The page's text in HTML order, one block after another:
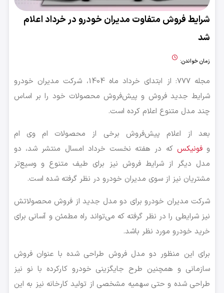
شرایط فروش متفاوت مدیران خودرو در خرداد اعلام
شد
زمان خواندن:
مجله 777: از ابتدای خرداد ماه 1404، شرکت مدیران خودرو
شرایط جدید فروش و پیش‌فروش محصولات خود را بر اساس
چند مدل متنوع اعلام کرده است.
بعد از اعلام پیش‌فروش برخی از محصولات ام وی ام
وفونیکس که در هفته نخست خرداد امسال منتشر شد، دو
مدل دیگر از شرایط فروش نیز برای طیف متنوع و وسیع‌تر
مشتریان نیز از سوی مدیران خودرو در نظر گرفته شده است.
شرکت مدیران خودرو برای دو مدل جدید از فروش محصولاتش
نیز شرایطی را در نظر گرفته که می‌تواند راه مطمئن و آسانی برای
خرید خودرو مورد نظر باشد.
برای این منظور دو مدل فروش طراحی شده با عنوان فروش
سازمانی و همچنین طرح جایگزینی خودرو کارکرده با نو نیز
طراحی شده و حتی سهمیه مشخصی از تولید کارخانه نیز به این